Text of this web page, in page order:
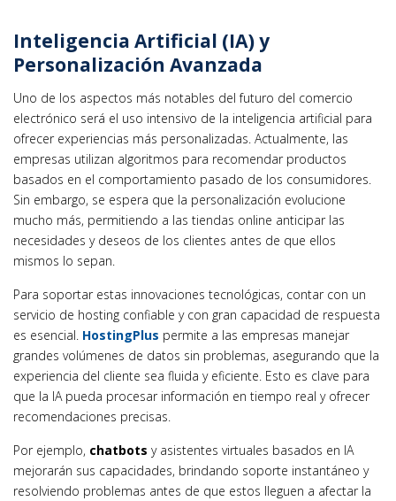
Inteligencia Artificial (IA) y
Personalización Avanzada
Uno de los aspectos más notables del futuro del comercio
electrónico será el uso intensivo de la inteligencia artificial para
ofrecer experiencias más personalizadas. Actualmente, las
empresas utilizan algoritmos para recomendar productos
basados en el comportamiento pasado de los consumidores.
Sin embargo, se espera que la personalización evolucione
mucho más, permitiendo a las tiendas online anticipar las
necesidades y deseos de los clientes antes de que ellos
mismos lo sepan.
Para soportar estas innovaciones tecnológicas, contar con un
servicio de hosting confiable y con gran capacidad de respuesta
es esencial. HostingPlus permite a las empresas manejar
grandes volúmenes de datos sin problemas, asegurando que la
experiencia del cliente sea fluida y eficiente. Esto es clave para
que la IA pueda procesar información en tiempo real y ofrecer
recomendaciones precisas.
Por ejemplo, chatbots y asistentes virtuales basados en IA
mejorarán sus capacidades, brindando soporte instantáneo y
resolviendo problemas antes de que estos lleguen a afectar la